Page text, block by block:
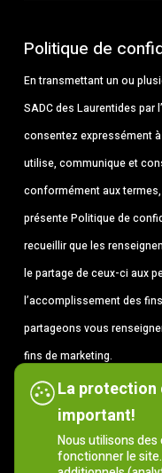
Politique de
En transmettant un ou
SADC des Laurentides par
consentez expressément
utilise, communique et
conformément aux
présente Politique de
recueillir que les
le partage de ceux-ci aux
l’accomplissement des
partageons vous
fins de marketing.
J’accepte les
La protection
important!
Nous utilisons
fonctionner le